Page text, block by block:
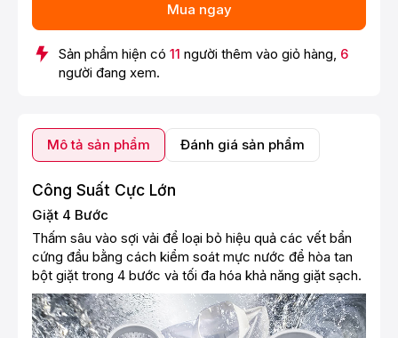
Mua ngay
Sản phẩm hiện có 11 người thêm vào giỏ hàng, 6
người đang xem.
Mô tả sản phẩm Đánh giá sản phẩm
Công Suất Cực Lớn
Giặt 4 Bước
Thấm sâu vào sợi vải để loại bỏ hiệu quả các vết bẩn
cứng đầu bằng cách kiểm soát mực nước để hòa tan
bột giặt trong 4 bước và tối đa hóa khả năng giặt sạch.